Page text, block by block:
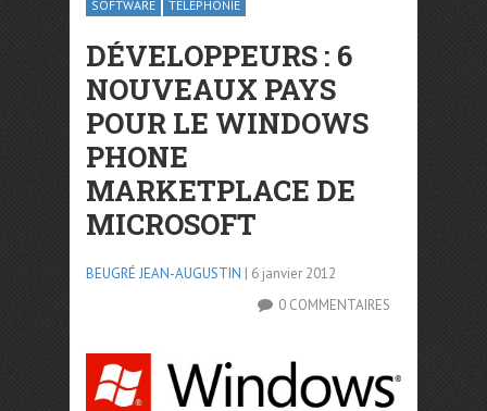
SOFTWARE
TÉLÉPHONIE
DÉVELOPPEURS : 6
NOUVEAUX PAYS
POUR LE WINDOWS
PHONE
MARKETPLACE DE
MICROSOFT
BEUGRÉ JEAN-AUGUSTIN | 6 janvier 2012
0 COMMENTAIRES